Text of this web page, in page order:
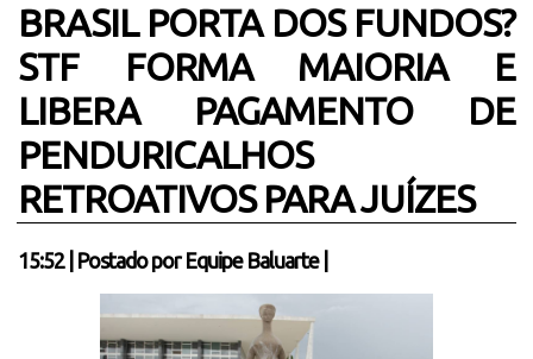
BRASIL PORTA DOS FUNDOS?
STF FORMA MAIORIA E
LIBERA PAGAMENTO DE
PENDURICALHOS
RETROATIVOS PARA JUÍZES
15:52| Postado por Equipe Baluarte